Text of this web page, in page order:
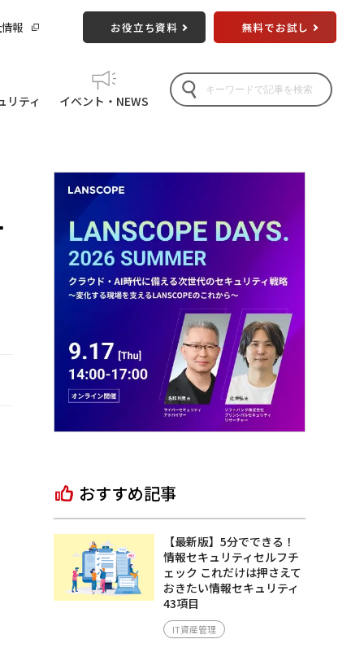
報 お役立ち資料 無料でお試し
リティ イベント・NEWS
おすすめ記事
【最新版】5分でできる！
情報セキュリティセルフチ
ェック これだけは押さえて
おきたい情報セキュリティ
43項目
IT資産管理